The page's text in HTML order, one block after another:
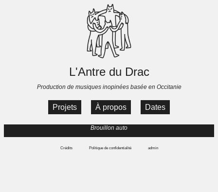
L'Antre du Drac
Production de musiques inopinées basée en Occitanie
Projets À propos Dates
Brouillon auto
Crédits Politique de confidentialité admin